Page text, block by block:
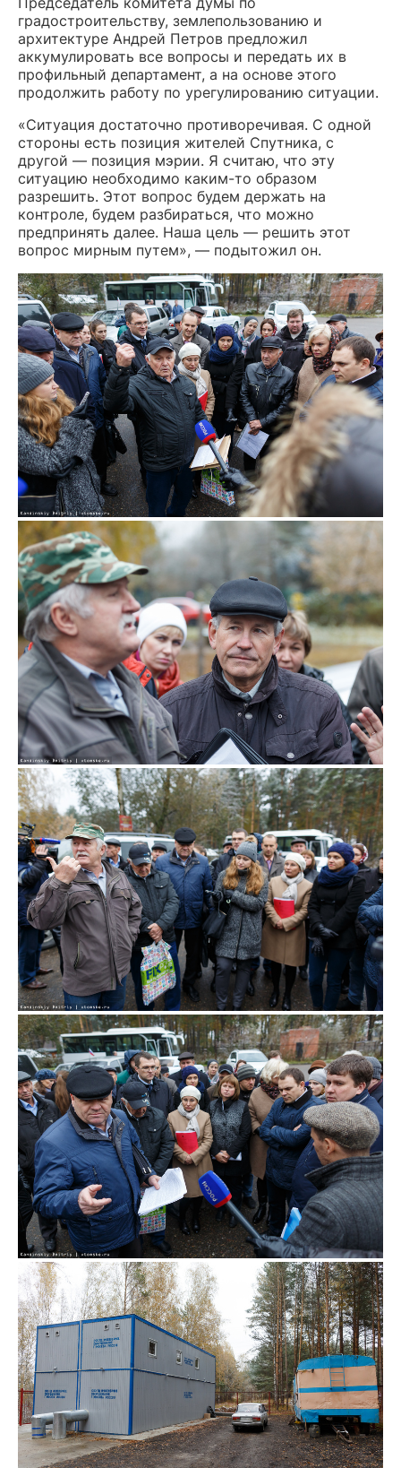
градостроительству, землепользованию и
архитектуре Андрей Петров предложил
аккумулировать все вопросы и передать их в
профильный департамент, а на основе этого
продолжить работу по урегулированию ситуации.
«Ситуация достаточно противоречивая. С одной
стороны есть позиция жителей Спутника, с
другой — позиция мэрии. Я считаю, что эту
ситуацию необходимо каким-то образом
разрешить. Этот вопрос будем держать на
контроле, будем разбираться, что можно
предпринять далее. Наша цель — решить этот
вопрос мирным путем», — подытожил он.